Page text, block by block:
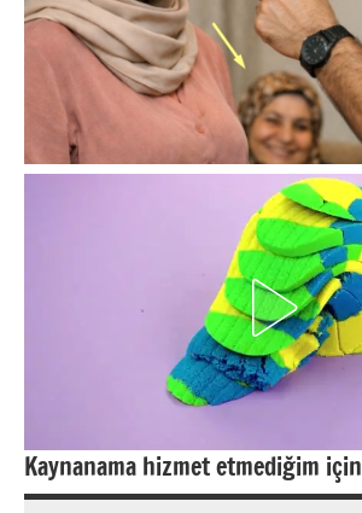
Kaynanama hizmet etmediğim için